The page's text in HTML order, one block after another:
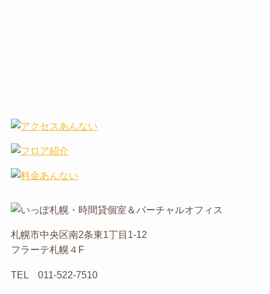
札幌市中央区南2条東1丁目1-12
フラーテ札幌４F
TEL 011-522-7510